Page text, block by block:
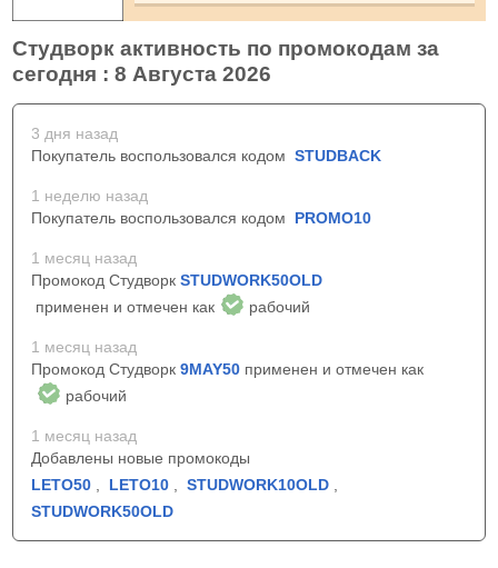
Студворк активность по промокодам за
сегодня : 8 Августа 2026
3 дня назад
Покупатель воспользовался кодом STUDBACK
1 неделю назад
Покупатель воспользовался кодом PROMO10
1 месяц назад
Промокод Студворк STUDWORK50OLD
применен и отмечен как
рабочий
1 месяц назад
Промокод Студворк 9MAY50 применен и отмечен как
рабочий
1 месяц назад
Добавлены новые промокоды
LETO50
LETO10 STUDWORK10OLD
STUDWORK50OLD